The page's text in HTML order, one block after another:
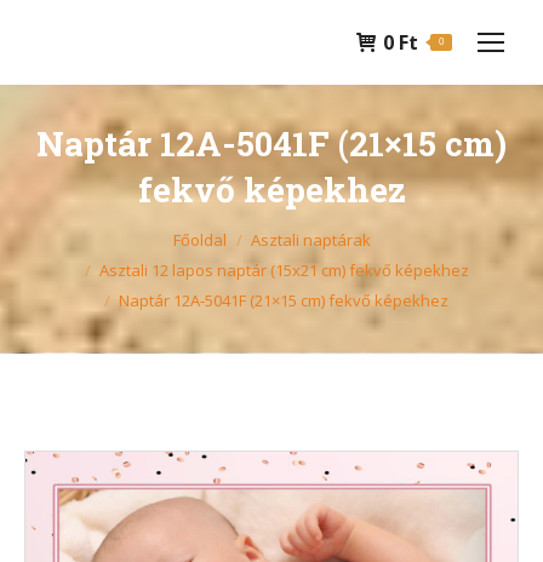
0 Ft 0
Naptár 12A-5041F (21×15 cm)
fekvő képekhez
You are here: Főoldal
Asztali naptárak
Asztali 12 lapos naptár (15x21 cm) fekvő képekhez
Naptár 12A-5041F (21×15 cm) fekvő képekhez